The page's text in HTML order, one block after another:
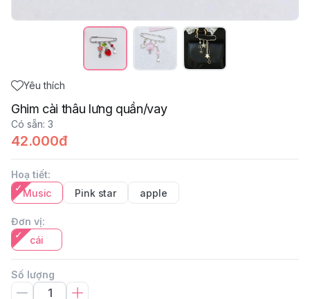
Yêu thích
Ghim cài thâu lưng quần/vay
Có sẵn: 3
42.000đ
Hoạ tiết:
Music
Pink star apple
Đơn vị:
cái
Số lượng